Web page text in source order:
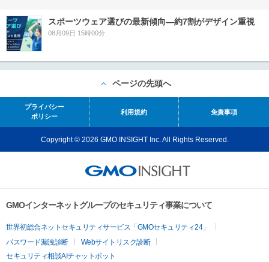
スポーツウェア選びの最新傾向―約7割がデザイン重視
08月09日 15時00分
ページの先頭へ
プライバシー
ポリシー
利用規約 免責事項
Copyright © 2026 GMO INSIGHT Inc. All Rights Reserved.
GMOインターネットグループのセキュリティ事業について
世界初総合ネットセキュリティサービス「GMOセキュリティ24」
パスワード漏洩診断
Webサイトリスク診断
セキュリティ相談AIチャットボット